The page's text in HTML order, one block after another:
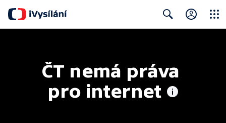
ČT nemá práva
pro internet